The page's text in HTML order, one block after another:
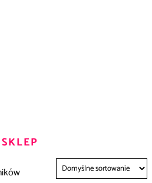
SKLEP